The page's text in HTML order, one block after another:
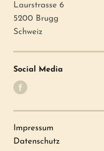
Laurstrasse 6
5200 Brugg
Schweiz
Social Media
Impressum
Datenschutz